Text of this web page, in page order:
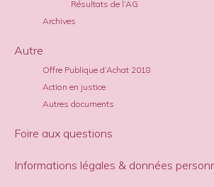
Résultats de l’AG
Archives
Autre
Offre Publique d’Achat 2018
Action en justice
Autres documents
Foire aux questions
Informations légales & données